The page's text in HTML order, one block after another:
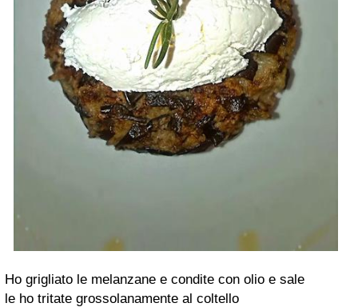
Ho grigliato le melanzane e condite con olio e sale
le ho tritate grossolanamente al coltello